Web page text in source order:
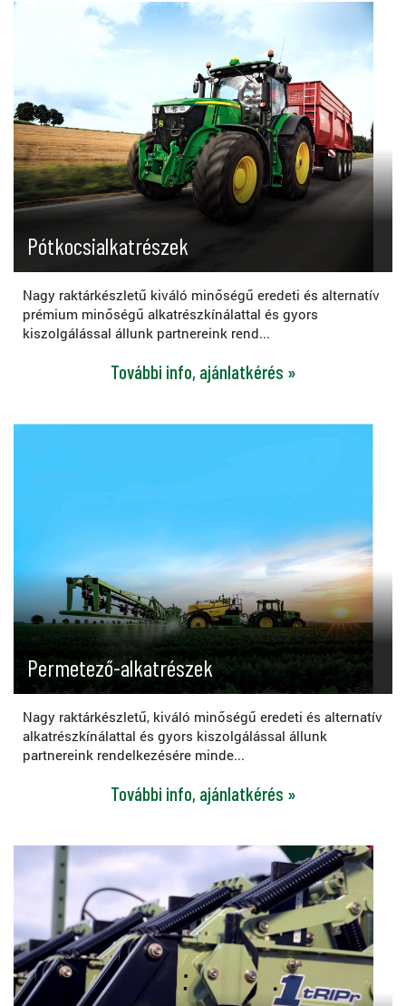
Pótkocsialkatrészek
Nagy raktárkészletű kiváló minőségű eredeti és alternatív
prémium minőségű alkatrészkínálattal és gyors
kiszolgálással állunk partnereink rend...
További info, ajánlatkérés »
Permetező-alkatrészek
Nagy raktárkészletű, kiváló minőségű eredeti és alternatív
alkatrészkínálattal és gyors kiszolgálással állunk
partnereink rendelkezésére minde...
További info, ajánlatkérés »